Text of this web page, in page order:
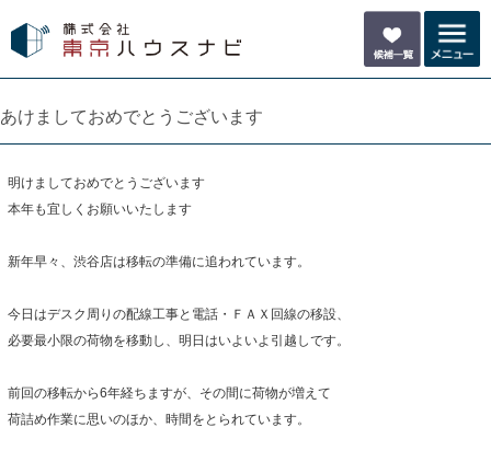
あけましておめでとうございます
明けましておめでとうございます
本年も宜しくお願いいたします
新年早々、渋谷店は移転の準備に追われています。
今日はデスク周りの配線工事と電話・ＦＡＸ回線の移設、
必要最小限の荷物を移動し、明日はいよいよ引越しです。
前回の移転から6年経ちますが、その間に荷物が増えて
荷詰め作業に思いのほか、時間をとられています。